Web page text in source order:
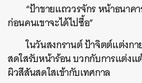
“ป้าขายแถววรจักร หน้าธนาค
ก่อนคนเขาจะได้ไปซื้อ”
ในวันสงกรานต์ ป้าจิตต์แต่งกา
สดใสรับหน้าร้อน บวกกับการแต่งแ
ผิวสีสันสดใสเข้ากับเทศกาล